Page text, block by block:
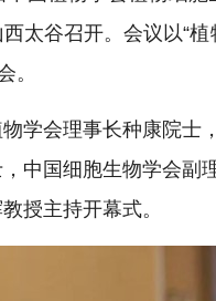
太谷召开。会议以“
。
学会理事长种康院士
中国细胞生物学会副
授主持开幕式。